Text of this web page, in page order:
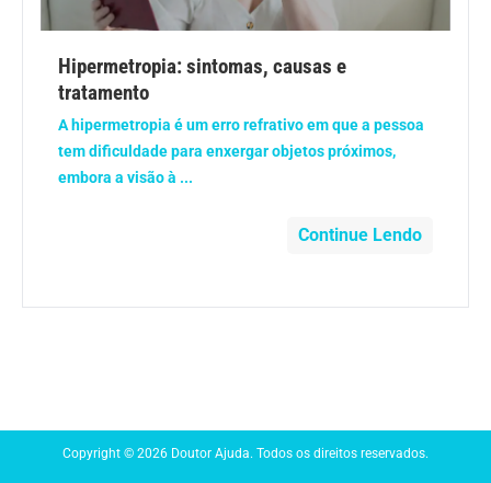
Anemia
Anestesia
Aparelho Digestivo
Atividade física
Hipermetropia: sintomas, causas e
tratamento
A hipermetropia é um erro refrativo em que a pessoa
tem dificuldade para enxergar objetos próximos,
embora a visão à ...
Continue Lendo
Copyright © 2026 Doutor Ajuda. Todos os direitos reservados.